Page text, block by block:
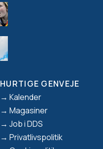
HURTIGE GENVEJE
Kalender
Magasiner
Job i DDS
Privatlivspolitik